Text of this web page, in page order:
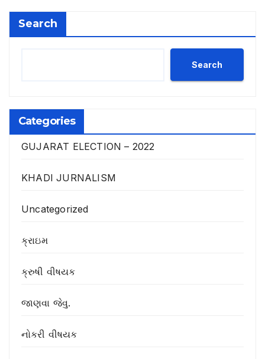
Search
Search
Categories
GUJARAT ELECTION – 2022
KHADI JURNALISM
Uncategorized
ક્રાઇમ
ક્રુષી વીષયક
જાણવા જેવુ.
નોકરી વીષયક